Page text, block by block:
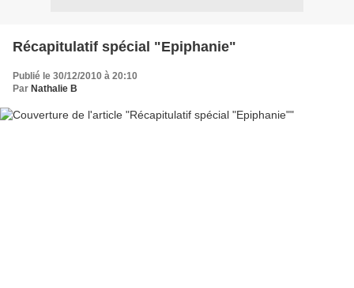
Récapitulatif spécial "Epiphanie"
Publié le 30/12/2010 à 20:10
Par Nathalie B